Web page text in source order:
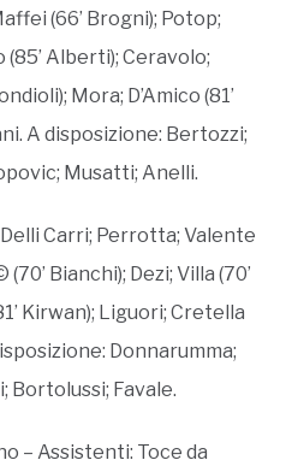
(66’ Brogni); Potop;
(85’ Alberti); Ceravolo;
Mora; D’Amico (81’
A disposizione: Bertozzi;
Musatti; Anelli.
Carri; Perrotta; Valente
Bianchi); Dezi; Villa (70’
Kirwan); Liguori; Cretella
Donnarumma;
Bortolussi; Favale.
– Assistenti: Toce da